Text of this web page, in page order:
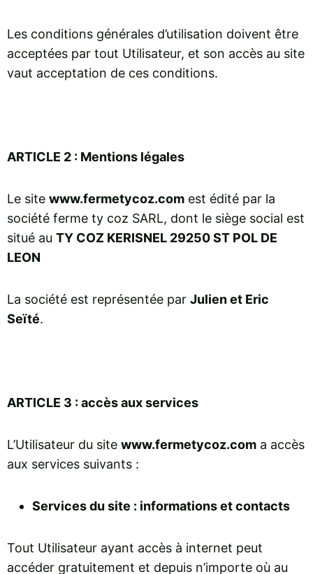
Les conditions générales d’utilisation doivent être
acceptées par tout Utilisateur, et son accès au site
vaut acceptation de ces conditions.
ARTICLE 2 : Mentions légales
Le site www.fermetycoz.com est édité par la
société ferme ty coz SARL, dont le siège social est
situé au TY COZ KERISNEL 29250 ST POL DE
LEON
La société est représentée par Julien et Eric
Seïté.
ARTICLE 3 : accès aux services
L’Utilisateur du site www.fermetycoz.com a accès
aux services suivants :
Services du site : informations et contacts
Tout Utilisateur ayant accès à internet peut
accéder gratuitement et depuis n’importe où au